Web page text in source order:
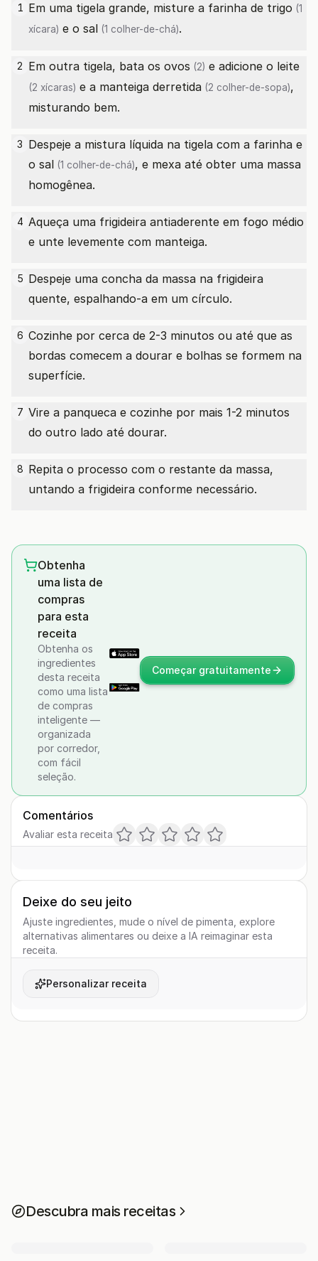
1 Em uma tigela grande, misture a farinha de trigo (1
xícara) e o sal (1 colher-de-chá).
2 Em outra tigela, bata os ovos (2) e adicione o leite
(2 xícaras) e a manteiga derretida (2 colher-de-sopa),
misturando bem.
3 Despeje a mistura líquida na tigela com a farinha e
o sal (1 colher-de-chá), e mexa até obter uma massa
homogênea.
4 Aqueça uma frigideira antiaderente em fogo médio
e unte levemente com manteiga.
5 Despeje uma concha da massa na frigideira
quente, espalhando-a em um círculo.
6 Cozinhe por cerca de 2-3 minutos ou até que as
bordas comecem a dourar e bolhas se formem na
superfície.
7 Vire a panqueca e cozinhe por mais 1-2 minutos
do outro lado até dourar.
8 Repita o processo com o restante da massa,
untando a frigideira conforme necessário.
Obtenha
uma lista de
compras
para esta
receita
Obtenha os
ingredientes
desta receita
como uma lista
de compras
inteligente —
organizada
por corredor,
com fácil
seleção.
Começar gratuitamente
Comentários
Avaliar esta receita
Deixe do seu jeito
Ajuste ingredientes, mude o nível de pimenta, explore
alternativas alimentares ou deixe a IA reimaginar esta
receita.
Personalizar receita
Descubra mais receitas